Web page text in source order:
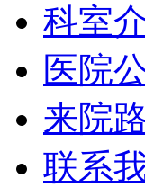
科室
医院
来院
联系